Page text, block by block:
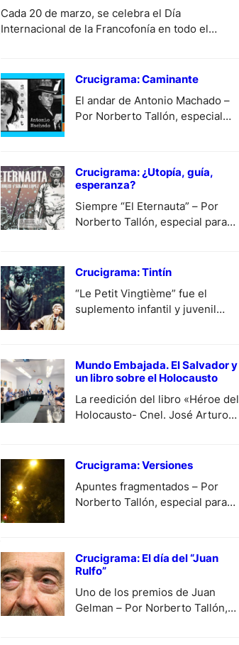
Cada 20 de marzo, se celebra el Día
Internacional de la Francofonía en todo el
Técnica, que se convirtió después en la
Organización Internacional de la Francofonía.
Aquí te presentamos todas las actividades de
los países francófonos que podrás disfrutar
de…
Crucigrama: Caminante
El andar de Antonio Machado –
Por Norberto Tallón, especial
Crucigrama: ¿Utopía, guía,
esperanza?
Siempre “El Eternauta” – Por
Norberto Tallón, especial para
Crucigrama: Tintín
“Le Petit Vingtième” fue el
suplemento infantil y juvenil
primer día de noviembre de
de confianza con el…
Mundo Embajada. El Salvador y
un libro sobre el Holocausto
La reedición del libro «Héroe del
Holocausto- Cnel. José Arturo
Argentina en la Delegación de
Argentinas (DAIA), en…
Crucigrama: Versiones
Apuntes fragmentados – Por
Norberto Tallón, especial para
Crucigrama: El día del “Juan
Rulfo”
Uno de los premios de Juan
Gelman – Por Norberto Tallón,